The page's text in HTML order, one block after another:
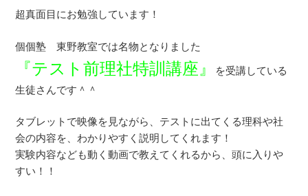
超真面目にお勉強しています！
個個塾 東野教室では名物となりました
『テスト前理社特訓講座』
を受講している
生徒さんです＾＾
タブレットで映像を見ながら、テストに出てくる理科や社
会の内容を、わかりやすく説明してくれます！
実験内容なども動く動画で教えてくれるから、頭に入りや
すい！！